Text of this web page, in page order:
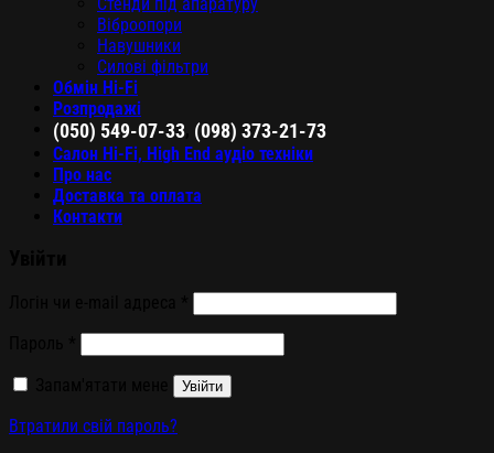
Віброопори
Навушники
Силові фільтри
Обмін Hi-Fi
Розпродажі
(050) 549-07-33 (098) 373-21-73
Салон Hi-Fi, High End аудіо техніки
Про нас
Доставка та оплата
Контакти
Увійти
Втратили свій пароль?